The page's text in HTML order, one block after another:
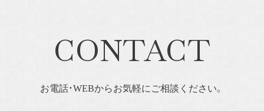
CONTACT
お電話・WEBからお気軽にご相談ください。